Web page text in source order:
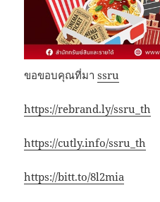
ขอขอบคุณที่มาssru
https://rebrand.ly/ssru_th
https://cutly.info/ssru_th
https://bitt.to/8l2mia